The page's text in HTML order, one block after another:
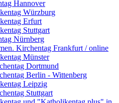
Hannover
Würzburg
Erfurt
Stuttgart
Nürnberg
Kirchentag Frankfurt / online
Münster
Dortmund
Berlin - Wittenberg
Leipzig
Stuttgart